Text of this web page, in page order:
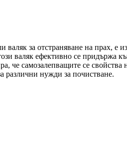
за отстраняване на прах, е
валяк ефективно се придържа
че самозалепващите се свойства
различни нужди за почистване.